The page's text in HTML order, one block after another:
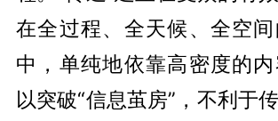
在全过程、全天候、全空
中，单纯地依靠高密度的
以突破“信息茧房”，不利于